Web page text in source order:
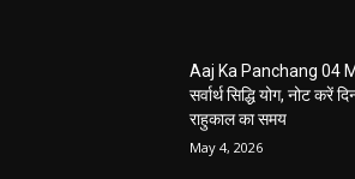
Aaj Ka Panchang 04
सर्वार्थ सिद्धि योग, नोट
राहुकाल का समय
May 4, 2026